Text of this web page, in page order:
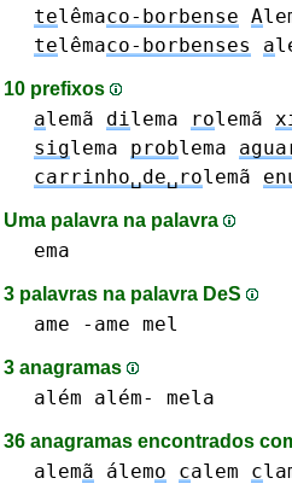
telêmaco-borbense A
telêmaco-borbenses a
10 prefixos
alemã dilema rolemã
siglema problema
carrinho␣de␣rolemã
Uma palavra na palavra
ema
3 palavras na palavra DeS
ame -ame mel
3 anagramas
além além- mela
36 anagramas encontrados
alemã álemo calem c